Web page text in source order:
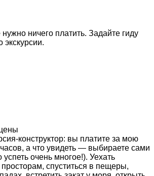
ничего платить. Задайте гиду
конструктор: вы платите за мою
а что увидеть — выбираете сами
очень многое!). Уехать
спуститься в пещеры,